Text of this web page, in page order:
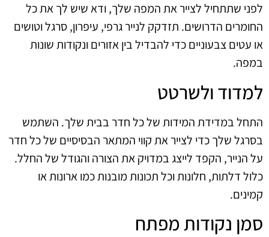
לפני שתתחיל לצייר את המפה שלך, ודא שיש לך את כל
החומרים הדרושים. תזדקק לנייר גרפי, עיפרון, סרגל וטושים
או עטים צבעוניים כדי להבדיל בין אזורים ונקודות שונות
במפה.
למדוד ולשרטט
התחל במדידת המידות של כל חדר בבית שלך. השתמש
בסרגל שלך כדי לצייר את קווי המתאר הבסיסיים של כל חדר
על הנייר, הקפד לייצג במדויק את הצורה והגודל של החלל.
כלול דלתות, חלונות וכל תכונות מובנות כמו ארונות או
קמינים.
סמן נקודות מפתח